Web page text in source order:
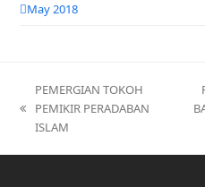
May 2018
previous
post:
PEMERGIAN TOKOH
PEMIKIR PERADABAN
ISLAM